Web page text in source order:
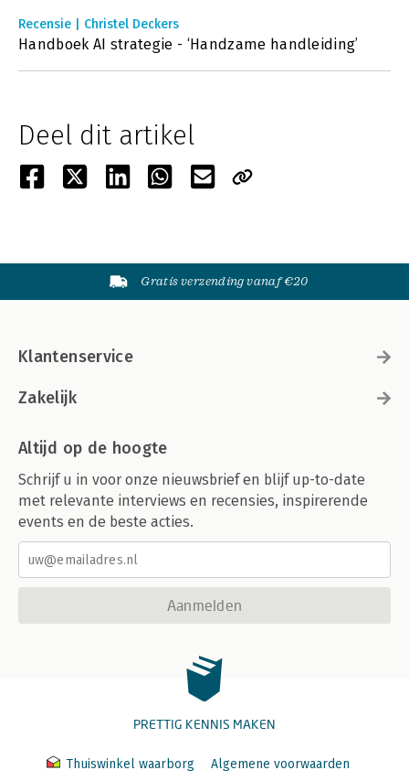
Recensie | Christel Deckers
Handboek AI strategie - ‘Handzame handleiding’
Deel dit artikel
Gratis verzending vanaf €20
Klantenservice
Zakelijk
Altijd op de hoogte
Schrijf u in voor onze nieuwsbrief en blijf up-to-date
met relevante interviews en recensies, inspirerende
events en de beste acties.
Aanmelden
PRETTIG KENNIS MAKEN
Thuiswinkel waarborg Algemene voorwaarden